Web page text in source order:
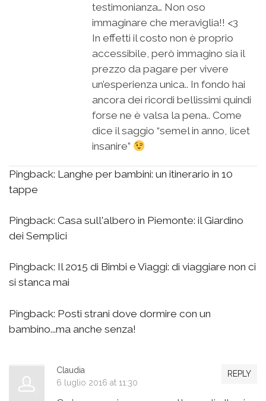
testimonianza… Non oso
immaginare che meraviglia!! <3
In effetti il costo non è proprio
accessibile, però immagino sia il
prezzo da pagare per vivere
un’esperienza unica.. In fondo hai
ancora dei ricordi bellissimi quindi
forse ne è valsa la pena.. Come
dice il saggio “semel in anno, licet
insanire”
Pingback: Langhe per bambini: un itinerario in 10
tappe
Pingback: Casa sull'albero in Piemonte: il Giardino
dei Semplici
Pingback: Il 2015 di Bimbi e Viaggi: di viaggiare non ci
si stanca mai
Pingback: Posti strani dove dormire con un
bambino...ma anche senza!
REPLY
Claudia
6 luglio 2016 at 11:30